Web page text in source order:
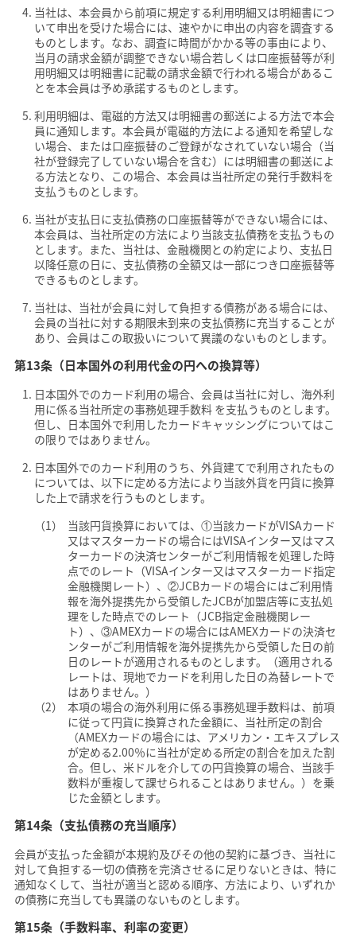
当社は、本会員から前項に規定する利用明細又は明細書につ
いて申出を受けた場合には、速やかに申出の内容を調査する
ものとします。なお、調査に時間がかかる等の事由により、
当月の請求金額が調整できない場合若しくは口座振替等が利
用明細又は明細書に記載の請求金額で行われる場合があるこ
とを本会員は予め承諾するものとします。
利用明細は、電磁的方法又は明細書の郵送による方法で本会
員に通知します。本会員が電磁的方法による通知を希望しな
い場合、または口座振替のご登録がなされていない場合（当
社が登録完了していない場合を含む）には明細書の郵送によ
る方法となり、この場合、本会員は当社所定の発行手数料を
支払うものとします。
当社が支払日に支払債務の口座振替等ができない場合には、
本会員は、当社所定の方法により当該支払債務を支払うもの
とします。また、当社は、金融機関との約定により、支払日
以降任意の日に、支払債務の全額又は一部につき口座振替等
できるものとします。
当社は、当社が会員に対して負担する債務がある場合には、
会員の当社に対する期限未到来の支払債務に充当することが
あり、会員はこの取扱いについて異議のないものとします。
第13条（日本国外の利用代金の円への換算等）
日本国外でのカード利用の場合、会員は当社に対し、海外利
用に係る当社所定の事務処理手数料 を支払うものとします。
但し、日本国外で利用したカードキャッシングについてはこ
の限りではありません。
日本国外でのカード利用のうち、外貨建てで利用されたもの
については、以下に定める方法により当該外貨を円貨に換算
した上で請求を行うものとします。
当該円貨換算においては、①当該カードがVISAカード
又はマスターカードの場合にはVISAインター又はマス
ターカードの決済センターがご利用情報を処理した時
点でのレート（VISAインター又はマスターカード指定
金融機関レート）、②JCBカードの場合にはご利用情
報を海外提携先から受領したJCBが加盟店等に支払処
理をした時点でのレート（JCB指定金融機関レー
ト）、③AMEXカードの場合にはAMEXカードの決済セ
ンターがご利用情報を海外提携先から受領した日の前
日のレートが適用されるものとします。（適用される
レートは、現地でカードを利用した日の為替レートで
はありません。）
本項の場合の海外利用に係る事務処理手数料は、前項
に従って円貨に換算された金額に、当社所定の割合
（AMEXカードの場合には、アメリカン・エキスプレス
が定める2.00％に当社が定める所定の割合を加えた割
合。但し、米ドルを介しての円貨換算の場合、当該手
数料が重複して課せられることはありません。）を乗
じた金額とします。
第14条（支払債務の充当順序）
会員が支払った金額が本規約及びその他の契約に基づき、当社に
対して負担する一切の債務を完済させるに足りないときは、特に
通知なくして、当社が適当と認める順序、方法により、いずれか
の債務に充当しても異議のないものとします。
第15条（手数料率、利率の変更）